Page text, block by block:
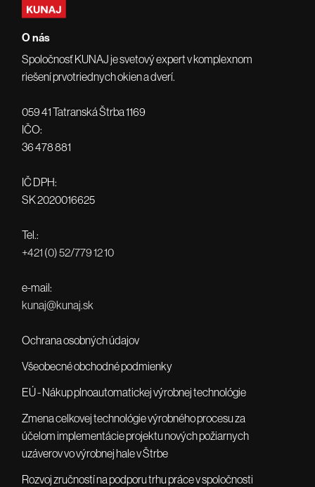
O nás
Spoločnosť KUNAJ je svetový expert v komplexnom
riešení prvotriednych okien a dverí.
059 41 Tatranská Štrba 1169
IČO:
36 478 881
IČ DPH:
SK 2020016625
Tel.:
+421 (0) 52/779 12 10
e-mail:
kunaj@kunaj.sk
Ochrana osobných údajov
Všeobecné obchodné podmienky
EÚ - Nákup plnoautomatickej výrobnej technológie
Zmena celkovej technológie výrobného procesu za
účelom implementácie projektu nových požiarnych
uzáverov vo výrobnej hale v Štrbe
Rozvoj zručností na podporu trhu práce v spoločnosti